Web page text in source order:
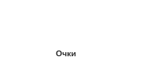
Очки